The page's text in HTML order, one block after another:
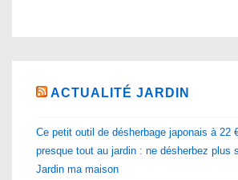
ACTUALITÉ JARDIN
Ce petit outil de désherbage japonais à 22
presque tout au jardin : ne désherbez plus
Jardin ma maison